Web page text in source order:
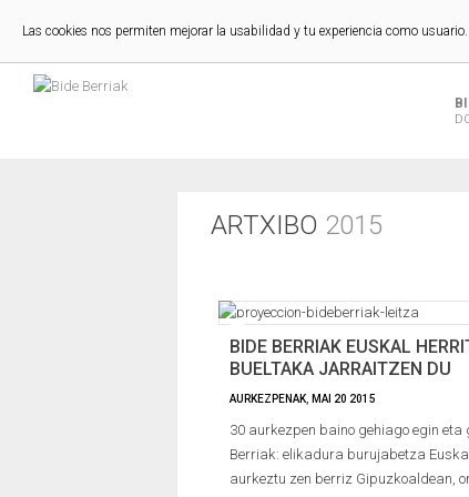
ARTXIBO 2015
BIDE BERRIAK EUSKAL
BUELTAKA JARRAITZEN DU
AURKEZPENAK MAI 20 2015
30 aurkezpen baino gehiago egin eta
Berriak: elikadura burujabetza
aurkeztu zen berriz Gipuzkoaldean,
Las cookies nos permiten mejorar la usabilidad y tu experiencia como